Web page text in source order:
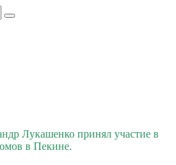
Лукашенко принял участие в
в Пекине.